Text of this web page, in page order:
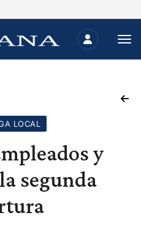
LOCAL
y
segunda